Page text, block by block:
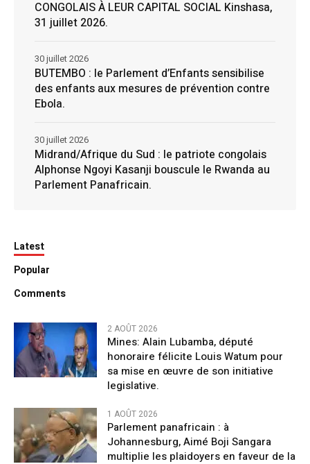
CONGOLAIS À LEUR CAPITAL SOCIAL Kinshasa,
31 juillet 2026.
BUTEMBO : le Parlement d’Enfants sensibilise
des enfants aux mesures de prévention contre
Ebola.
30 juillet 2026
Midrand/Afrique du Sud : le patriote congolais
Alphonse Ngoyi Kasanji bouscule le Rwanda au
Parlement Panafricain.
30 juillet 2026
Latest
Popular
Comments
2 AOÛT 2026
Mines: Alain Lubamba, député
honoraire félicite Louis Watum pour
sa mise en œuvre de son initiative
legislative.
1 AOÛT 2026
Parlement panafricain : à
Johannesburg, Aimé Boji Sangara
multiplie les plaidoyers en faveur de la